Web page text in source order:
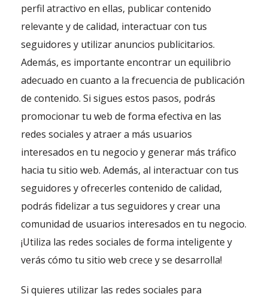
perfil atractivo en ellas, publicar contenido
relevante y de calidad, interactuar con tus
seguidores y utilizar anuncios publicitarios.
Además, es importante encontrar un equilibrio
adecuado en cuanto a la frecuencia de publicación
de contenido. Si sigues estos pasos, podrás
promocionar tu web de forma efectiva en las
redes sociales y atraer a más usuarios
interesados en tu negocio y generar más tráfico
hacia tu sitio web. Además, al interactuar con tus
seguidores y ofrecerles contenido de calidad,
podrás fidelizar a tus seguidores y crear una
comunidad de usuarios interesados en tu negocio.
¡Utiliza las redes sociales de forma inteligente y
verás cómo tu sitio web crece y se desarrolla!
Si quieres utilizar las redes sociales para